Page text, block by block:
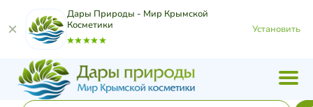
Дары Природы - Мир Крымской
Косметики
Установить